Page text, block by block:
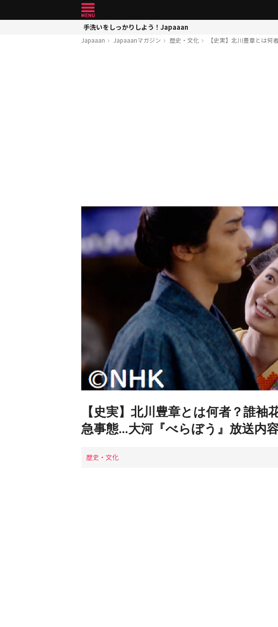
手洗いをしっかりしよう！Japaaan
Japaaan Japaaanマガジン 歴史・文化 【史実】北川豊章とは
【史実】北川豊章とは何者？誰袖
急事態…大河『べらぼう』放送内
歴史・文化